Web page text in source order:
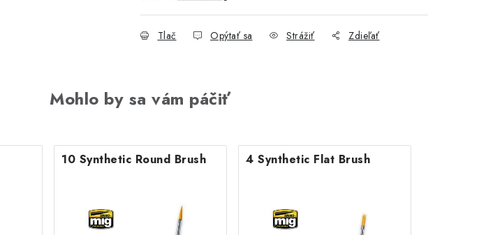
Tlač Opýtať sa Strážiť Zdieľať
Mohlo by sa vám páčiť
10 Synthetic Round Brush 4 Synthetic Flat Brush